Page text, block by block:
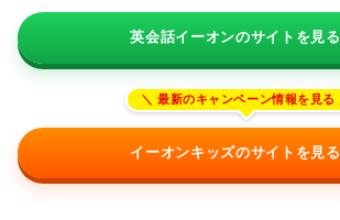
英会話イーオンのサイトを見る
イーオンキッズのサイトを見る